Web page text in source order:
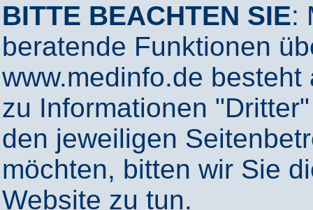
BITTE BEACHTEN SIE:
beratende Funktionen
www.medinfo.de
zu Informationen
den jeweiligen
möchten, bitten wir Sie
Website zu tun.